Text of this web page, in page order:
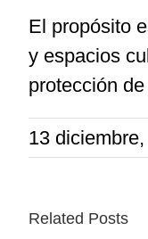
El propósito
y espacios
protección
13
Related Posts